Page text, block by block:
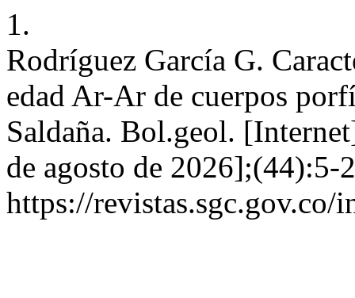
1.
Rodríguez García G.
edad Ar-Ar de cuerpos
Saldaña. Bol.geol.
de agosto de 2026];(44):5-
https://